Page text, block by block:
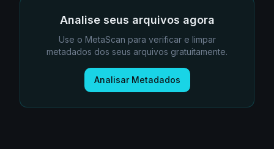
Analise seus arquivos agora
Use o MetaScan para verificar e limpar
metadados dos seus arquivos gratuitamente.
Analisar Metadados